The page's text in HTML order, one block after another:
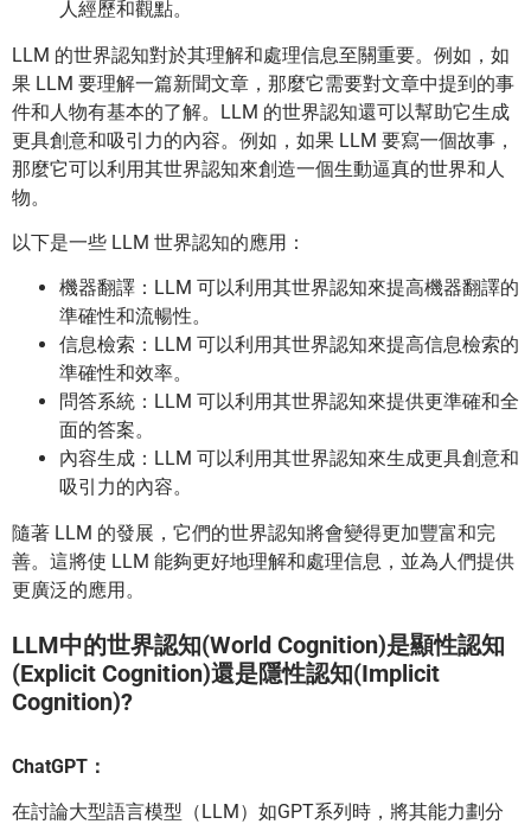
人經歷和觀點。
LLM 的世界認知對於其理解和處理信息至關重要。例如，如
果 LLM 要理解一篇新聞文章，那麼它需要對文章中提到的事
件和人物有基本的了解。LLM 的世界認知還可以幫助它生成
更具創意和吸引力的內容。例如，如果 LLM 要寫一個故事，
那麼它可以利用其世界認知來創造一個生動逼真的世界和人
物。
以下是一些 LLM 世界認知的應用：
機器翻譯：LLM 可以利用其世界認知來提高機器翻譯的
準確性和流暢性。
信息檢索：LLM 可以利用其世界認知來提高信息檢索的
準確性和效率。
問答系統：LLM 可以利用其世界認知來提供更準確和全
面的答案。
內容生成：LLM 可以利用其世界認知來生成更具創意和
吸引力的內容。
隨著 LLM 的發展，它們的世界認知將會變得更加豐富和完
善。這將使 LLM 能夠更好地理解和處理信息，並為人們提供
更廣泛的應用。
LLM中的世界認知(World Cognition)是顯性認知
(Explicit Cognition)還是隱性認知(Implicit
Cognition)?
ChatGPT：
在討論大型語言模型（LLM）如GPT系列時，將其能力劃分